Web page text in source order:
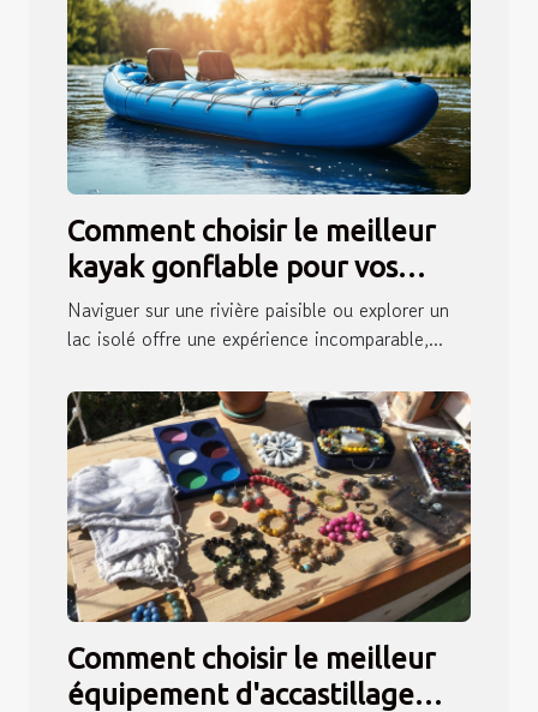
Comment choisir le meilleur
kayak gonflable pour vos
aventures en eau douce ?
Naviguer sur une rivière paisible ou explorer un
lac isolé offre une expérience incomparable,...
Comment choisir le meilleur
équipement d'accastillage